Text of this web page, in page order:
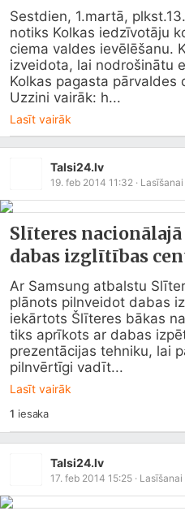
Sestdien, 1.martā,
notiks Kolkas iedzīvotāju
ciema valdes ievēlēšanu.
izveidota, lai nodrošinātu
Kolkas pagasta pārvaldes
Uzzini vairāk: h...
Lasīt vairāk
Talsi24.lv
19. feb 2014 11:32 · Lasīšanai
Slīteres
dabas izglītības
Ar Samsung atbalstu
plānots pilnveidot dabas
iekārtots Šlīteres bākas
tiks aprīkots ar dabas
prezentācijas tehniku, lai
pilnvērtīgi vadīt...
Lasīt vairāk
1 iesaka
Talsi24.lv
17. feb 2014 15:25 · Lasīšanai